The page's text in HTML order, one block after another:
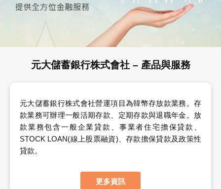
元大儲蓄銀行株式會社 – 產品與服務
元大儲蓄銀行株式會社營運項目為韓幣存放款業務。存
款業務可辦理一般活期存款、定期存款與退職年金。放
款業務包含一般企業貸款、事業者住宅擔保貸款、
STOCK LOAN(線上股票融資)、存款擔保貸款及政策性
貸款。
更多資訊